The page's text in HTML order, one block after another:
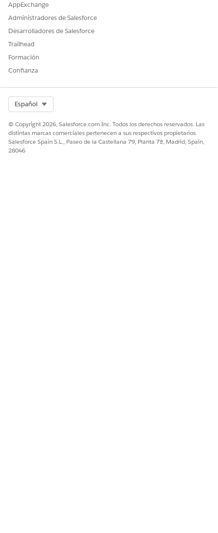
AppExchange
Administradores de Salesforce
Desarrolladores de Salesforce
Trailhead
Formación
Confianza
Español
© Copyright 2026, Salesforce.com Inc. Todos los derechos reservados. Las
distintas marcas comerciales pertenecen a sus respectivos propietarios.
Salesforce Spain S.L., Paseo de la Castellana 79, Planta 7ª, Madrid, Spain,
28046